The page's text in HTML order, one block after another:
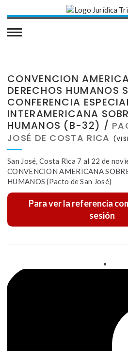
INICIO
QUIENES SOMOS
SECCIONES
Leyes Impositivas
Jurisprudencias
MEMBRESIAS
CONTACTO
CONVENCION
DERECHOS HUMANOS
CONFERENCIA
INTERAMERICANA
HUMANOS (B-32) /
JOSÉ DE COSTA RICA
San José, Costa Rica 7 al 22 de
CONVENCION AMERICANA
HUMANOS (Pacto de San José)
Para ver la referencia
sesión